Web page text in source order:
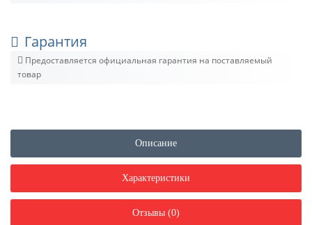
Гарантия
Предоставляется официальная гарантия на поставляемый
товар
Описание
Характеристики
Отзывы (0)